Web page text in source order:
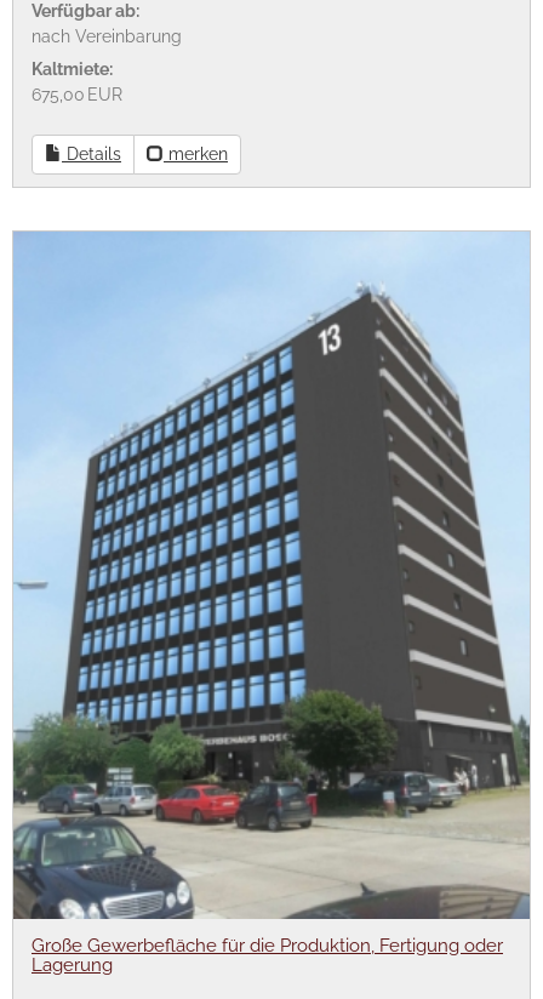
Verfügbar ab:
nach Vereinbarung
Kaltmiete:
675,00 EUR
Details merken
Große Gewerbefläche für die Produktion, Fertigung oder
Lagerung